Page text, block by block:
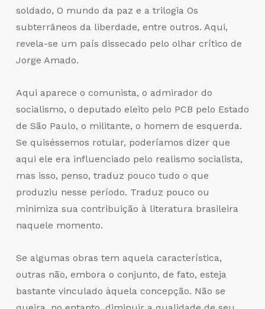
soldado, O mundo da paz e a trilogia Os
subterrâneos da liberdade, entre outros. Aqui,
revela-se um país dissecado pelo olhar crítico de
Jorge Amado.
Aqui aparece o comunista, o admirador do
socialismo, o deputado eleito pelo PCB pelo Estado
de São Paulo, o militante, o homem de esquerda.
Se quiséssemos rotular, poderíamos dizer que
aqui ele era influenciado pelo realismo socialista,
mas isso, penso, traduz pouco tudo o que
produziu nesse período. Traduz pouco ou
minimiza sua contribuição à literatura brasileira
naquele momento.
Se algumas obras tem aquela característica,
outras não, embora o conjunto, de fato, esteja
bastante vinculado àquela concepção. Não se